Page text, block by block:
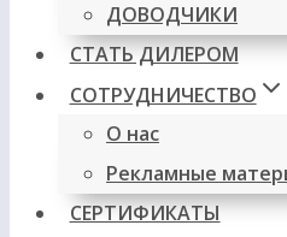
ДОВОДЧИКИ
СТАТЬ ДИЛЕРОМ
СОТРУДНИЧЕСТВО
О нас
Рекламные
СЕРТИФИКАТЫ